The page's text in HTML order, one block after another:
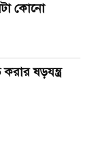
কোনো
ষড়যন্ত্র